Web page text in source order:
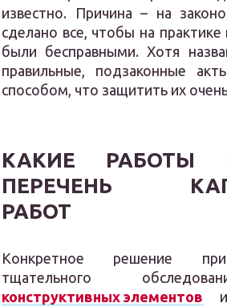
известно. Причина – на
сделано все, чтобы на
были бесправными. Хотя
правильные, подзаконные
способом, что защитить их
КАКИЕ РАБОТЫ
ПЕРЕЧЕНЬ
РАБОТ
Конкретное решение
тщательного
конструктивных элементов и